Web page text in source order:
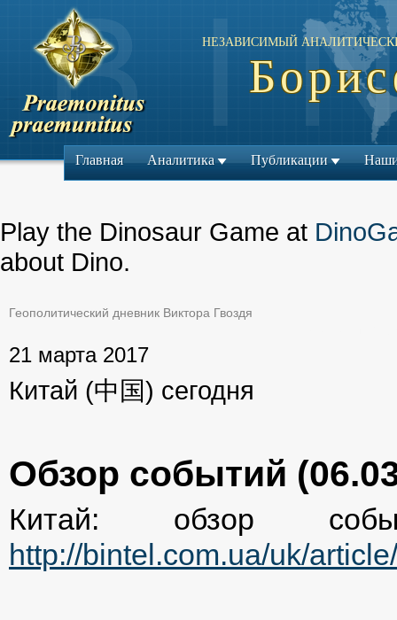
НЕЗАВИСИМЫЙ
Главная Аналитика Публикации
Play the Dinosaur Game at
about Dino.
Геополитический дневник Виктора Гвоздя
21 марта 2017
Китай (中国) сегодня
Обзор событий
Китай: обзор
http://bintel.com.ua/uk/